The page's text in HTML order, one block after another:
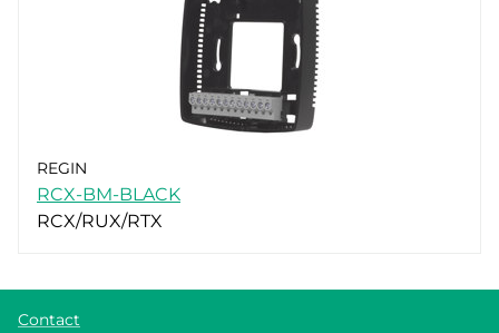
REGIN
RCX-BM-BLACK
RCX/RUX/RTX
Contact